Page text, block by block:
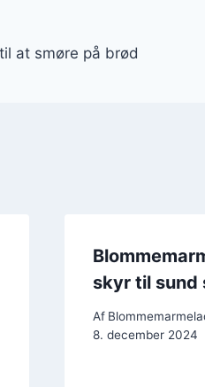
at smøre på brød
skyr til sund
Af
8. december 2024